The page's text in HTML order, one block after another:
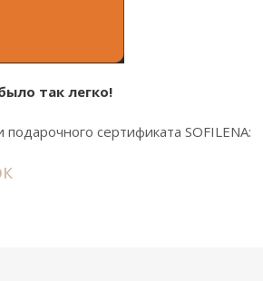
так легко!
сертификата SOFILENA: